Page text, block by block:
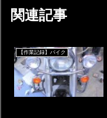
関連記事
【作業記録】バイク